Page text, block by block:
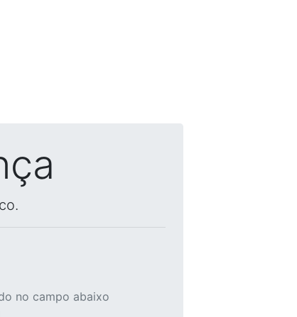
no campo abaixo